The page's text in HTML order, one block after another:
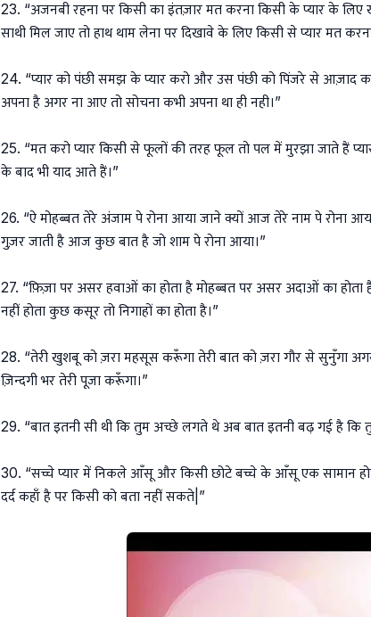
23. “अजनबी रहना पर किसी का इंतज़ार मत करना किसी के प्यार के
साथी मिल जाए तो हाथ थाम लेना पर दिखावे के लिए किसी से प्यार मत
24. “प्यार को पंछी समझ के प्यार करो और उस पंछी को पिंजरे से आज़ाद
अपना है अगर ना आए तो सोचना कभी अपना था ही नही।”
25. “मत करो प्यार किसी से फूलों की तरह फूल तो पल में मुरझा जाते हैं
के बाद भी याद आते हैं।”
26. “ऐ मोहब्बत तेरे अंजाम पे रोना आया जाने क्यों आज तेरे नाम पे रोना
गुज़र जाती है आज कुछ बात है जो शाम पे रोना आया।”
27. “फ़िज़ा पर असर हवाओं का होता है मोहब्बत पर असर अदाओं का होता
नहीं होता कुछ कसूर तो निगाहों का होता है।”
28. “तेरी खुशबू को ज़रा महसूस करूँगा तेरी बात को ज़रा गौर से सुनुँगा
ज़िन्दगी भर तेरी पूजा करूँगा।”
29. “बात इतनी सी थी कि तुम अच्छे लगते थे अब बात इतनी बढ़ गई है कि
30. “सच्चे प्यार में निकले आँसू और किसी छोटे बच्चे के आँसू एक सामान होते
दर्द कहाँ है पर किसी को बता नहीं सकते|”